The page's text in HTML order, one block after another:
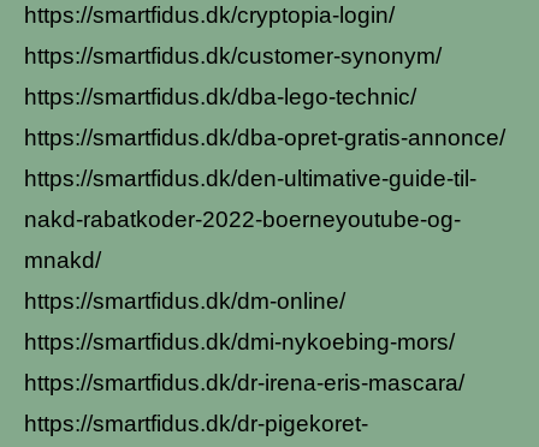
https://smartfidus.dk/cryptopia-login/
https://smartfidus.dk/customer-synonym/
https://smartfidus.dk/dba-lego-technic/
https://smartfidus.dk/dba-opret-gratis-annonce/
https://smartfidus.dk/den-ultimative-guide-til-
nakd-rabatkoder-2022-boerneyoutube-og-
mnakd/
https://smartfidus.dk/dm-online/
https://smartfidus.dk/dmi-nykoebing-mors/
https://smartfidus.dk/dr-irena-eris-mascara/
https://smartfidus.dk/dr-pigekoret-